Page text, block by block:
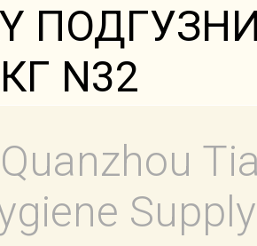
N32
Quanzhou